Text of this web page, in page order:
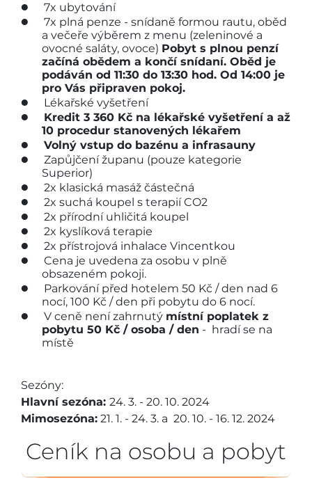
7x ubytování
7x plná penze - snídaně formou rautu, oběd
a večeře výběrem z menu (zeleninové a
ovocné saláty, ovoce) Pobyt s plnou penzí
začíná obědem a končí snídaní. Oběd je
podáván od 11:30 do 13:30 hod. Od 14:00 je
pro Vás připraven pokoj.
Lékařské vyšetření
Kredit 3 360 Kč na lékařské vyšetření a až
10 procedur stanovených lékařem
Volný vstup do bazénu a infrasauny
Zapůjčení županu (pouze kategorie
Superior)
2x klasická masáž částečná
2x suchá koupel s terapií CO2
2x přírodní uhličitá koupel
2x kyslíková terapie
2x přístrojová inhalace Vincentkou
Cena je uvedena za osobu v plně
obsazeném pokoji.
Parkování před hotelem 50 Kč / den nad 6
nocí, 100 Kč / den při pobytu do 6 nocí.
V ceně není zahrnutý místní poplatek z
pobytu 50 Kč / osoba / den - hradí se na
místě
Sezóny:
Hlavní sezóna: 24. 3. - 20. 10. 2024
Mimosezóna: 21. 1. - 24. 3. a 20. 10. - 16. 12. 2024
Ceník na osobu a pobyt